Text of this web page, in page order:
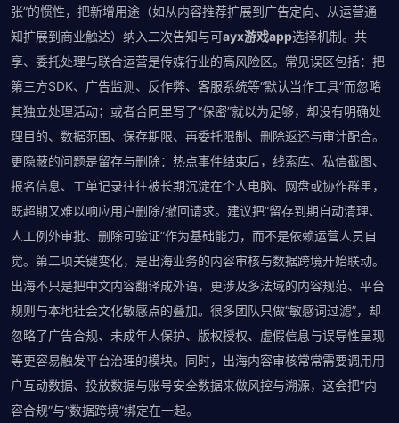
张”的惯性，把新增用途（如从内容推荐扩展到广告定向、从运营通
知扩展到商业触达）纳入二次告知与可ayx游戏app选择机制。共
享、委托处理与联合运营是传媒行业的高风险区。常见误区包括：把
第三方SDK、广告监测、反作弊、客服系统等“默认当作工具”而忽略
其独立处理活动；或者合同里写了“保密”就以为足够，却没有明确处
理目的、数据范围、保存期限、再委托限制、删除返还与审计配合。
更隐蔽的问题是留存与删除：热点事件结束后，线索库、私信截图、
报名信息、工单记录往往被长期沉淀在个人电脑、网盘或协作群里，
既超期又难以响应用户删除/撤回请求。建议把“留存到期自动清理、
人工例外审批、删除可验证”作为基础能力，而不是依赖运营人员自
觉。第二项关键变化，是出海业务的内容审核与数据跨境开始联动。
出海不只是把中文内容翻译成外语，更涉及多法域的内容规范、平台
规则与本地社会文化敏感点的叠加。很多团队只做“敏感词过滤”，却
忽略了广告合规、未成年人保护、版权授权、虚假信息与误导性呈现
等更容易触发平台治理的模块。同时，出海内容审核常常需要调用用
户互动数据、投放数据与账号安全数据来做风控与溯源，这会把“内
容合规”与“数据跨境”绑定在一起。